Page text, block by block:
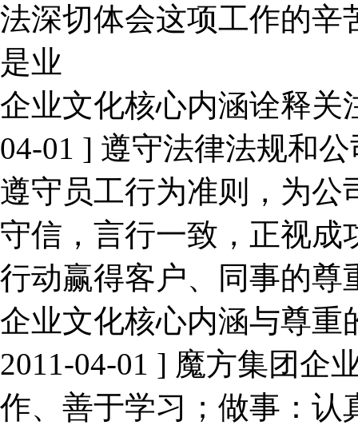
法深切体会这项工作的辛
是业
企业文化核心内涵诠释关
04-01 ] 遵守法律法规和
遵守员工行为准则，为公
守信，言行一致，正视成
行动赢得客户、同事的尊
企业文化核心内涵与尊重
2011-04-01 ] 魔方集团企
作、善于学习；做事：认